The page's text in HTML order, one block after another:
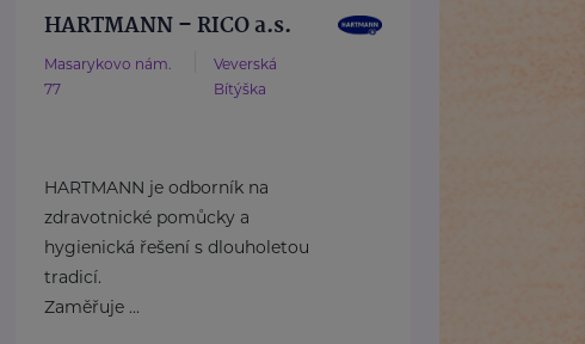
HARTMANN – RICO a.s.
Masarykovo nám.
77
Veverská
Bítýška
HARTMANN je odborník na
zdravotnické pomůcky a
hygienická řešení s dlouholetou
tradicí.
Zaměřuje ...